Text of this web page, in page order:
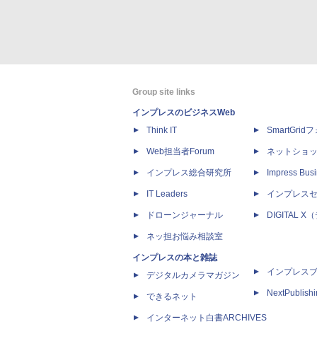
Group site links
インプレスのビジネスWeb
Think IT
Web担当者Forum
インプレス総合研究所
IT Leaders
ドローンジャーナル
ネッ担お悩み相談室
インプレスの本と雑誌
デジタルカメラマガジン
できるネット
インターネット白書ARCHIVES
SmartGridフ
ネットショ
Impress
インプレス
DIGITAL X
インプレス